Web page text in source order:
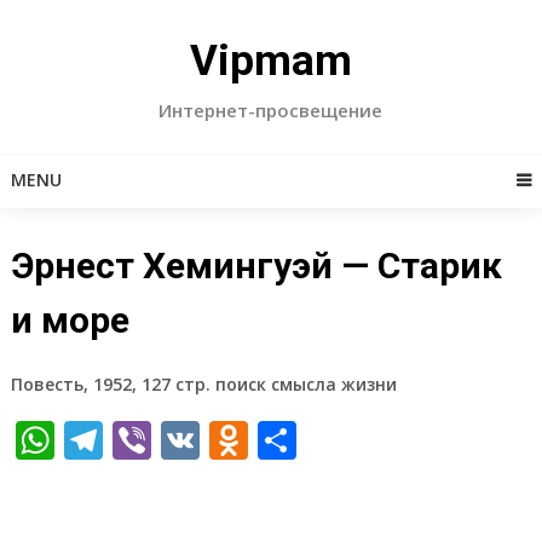
Vipmam
Интернет-просвещение
MENU
Эрнест Хемингуэй — Старик
и море
Повесть, 1952, 127 стр. поиск смысла жизни
WhatsApp
Telegram
Viber
VKOdnoklassniki
Отправить